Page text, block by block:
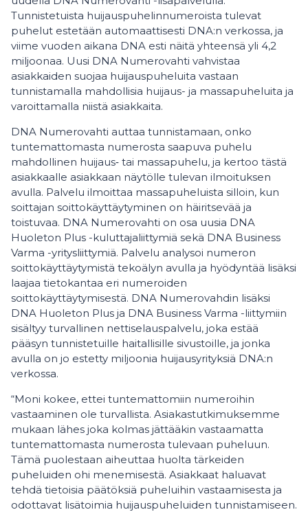
Tunnistetuista huijauspuhelinnumeroista tulevat
puhelut estetään automaattisesti DNA:n verkossa, ja
viime vuoden aikana DNA esti näitä yhteensä yli 4,2
miljoonaa. Uusi DNA Numerovahti vahvistaa
asiakkaiden suojaa huijauspuheluita vastaan
tunnistamalla mahdollisia huijaus- ja massapuheluita ja
varoittamalla niistä asiakkaita.
DNA Numerovahti auttaa tunnistamaan, onko
tuntemattomasta numerosta saapuva puhelu
mahdollinen huijaus‑ tai massapuhelu, ja kertoo tästä
asiakkaalle asiakkaan näytölle tulevan ilmoituksen
avulla. Palvelu ilmoittaa massapuheluista silloin, kun
soittajan soittokäyttäytyminen on häiritsevää ja
toistuvaa. DNA Numerovahti on osa uusia DNA
Huoleton Plus -kuluttajaliittymiä sekä DNA Business
Varma -yritysliittymiä. Palvelu analysoi numeron
soittokäyttäytymistä tekoälyn avulla ja hyödyntää lisäksi
laajaa tietokantaa eri numeroiden
soittokäyttäytymisestä. DNA Numerovahdin lisäksi
DNA Huoleton Plus ja DNA Business Varma -liittymiin
sisältyy turvallinen nettiselauspalvelu, joka estää
pääsyn tunnistetuille haitallisille sivustoille, ja jonka
avulla on jo estetty miljoonia huijausyrityksiä DNA:n
verkossa.
“Moni kokee, ettei tuntemattomiin numeroihin
vastaaminen ole turvallista. Asiakastutkimuksemme
mukaan lähes joka kolmas jättääkin vastaamatta
tuntemattomasta numerosta tulevaan puheluun.
Tämä puolestaan aiheuttaa huolta tärkeiden
puheluiden ohi menemisestä. Asiakkaat haluavat
tehdä tietoisia päätöksiä puheluihin vastaamisesta ja
odottavat lisätoimia huijauspuheluiden tunnistamiseen.